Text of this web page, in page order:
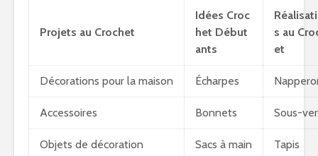
Projets au Crochet
Idées Croc
het Début
ants
s au
et
Décorations pour la maison Écharpes
Accessoires Bonnets Sous-
Objets de décoration Sacs à main Tapis